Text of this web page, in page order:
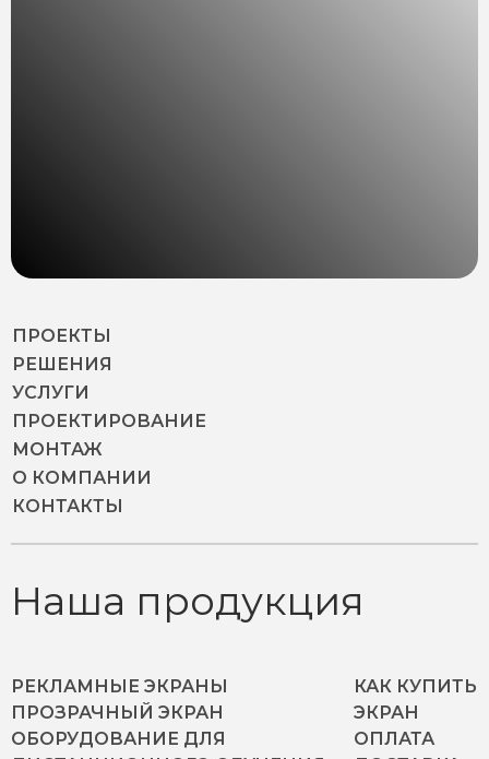
ПРОЕКТЫ
РЕШЕНИЯ
УСЛУГИ
ПРОЕКТИРОВАНИЕ
МОНТАЖ
О КОМПАНИИ
КОНТАКТЫ
Наша продукция
РЕКЛАМНЫЕ ЭКРАНЫ
ПРОЗРАЧНЫЙ ЭКРАН
ОБОРУДОВАНИЕ ДЛЯ
КАК КУПИТЬ
ЭКРАН
ОПЛАТА